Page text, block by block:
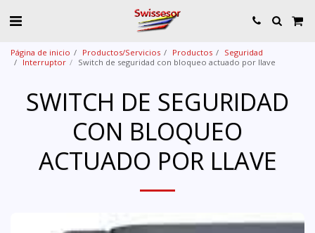
Página de inicio Productos/Servicios Productos
Seguridad
Interruptor
Switch de seguridad con bloqueo actuado por llave
SWITCH DE SEGURIDAD
CON BLOQUEO
ACTUADO POR LLAVE